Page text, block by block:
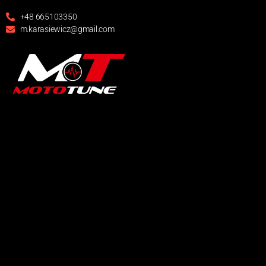
+48 665103350
m.karasiewicz@gmail.com